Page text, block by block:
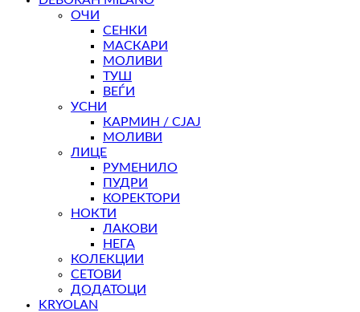
ОЧИ
СЕНКИ
МАСКАРИ
МОЛИВИ
ТУШ
ВЕЃИ
УСНИ
КАРМИН / СЈАЈ
МОЛИВИ
ЛИЦЕ
РУМЕНИЛО
ПУДРИ
КОРЕКТОРИ
НОКТИ
ЛАКОВИ
НЕГА
КОЛЕКЦИИ
СЕТОВИ
ДОДАТОЦИ
KRYOLAN